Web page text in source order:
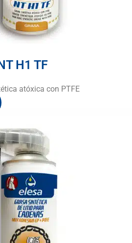
H1 TF
atóxica con PTFE